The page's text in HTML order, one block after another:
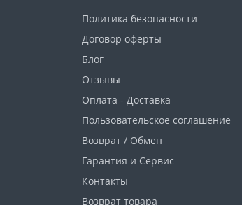
Политика безопасности
Договор оферты
Блог
Отзывы
Оплата - Доставка
Пользовательское соглашение
Возврат / Обмен
Гарантия и Сервис
Контакты
Возврат товара